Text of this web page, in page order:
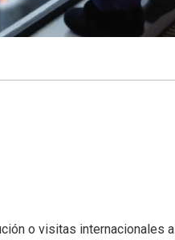
o visitas internacionales